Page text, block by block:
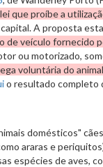
que proíbe a
capital. A proposta
de veículo fornecido
ou motorizado,
voluntária do
o resultado completo
domésticos"
araras e
espécies de aves,